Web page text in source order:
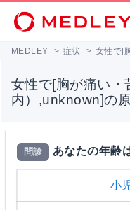
MEDLEY > 症状 > 女性で[
女性で[胸が痛い・
内）,unknown]の
問診 あなたの年齢
小